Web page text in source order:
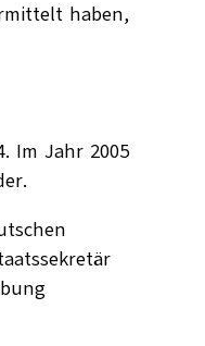
haben,
Im Jahr 2005